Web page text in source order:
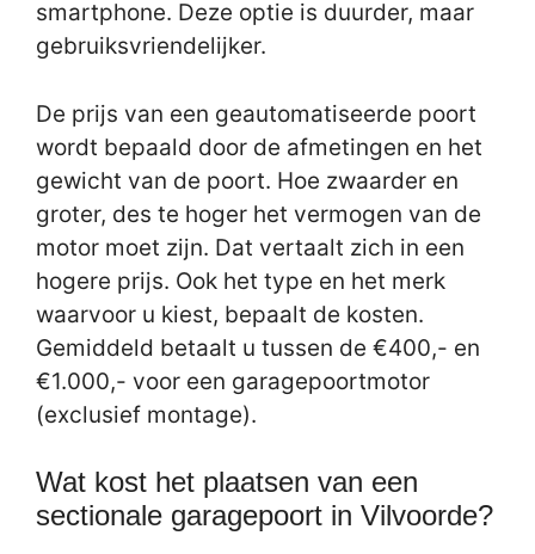
smartphone. Deze optie is duurder, maar
gebruiksvriendelijker.
De prijs van een geautomatiseerde poort
wordt bepaald door de afmetingen en het
gewicht van de poort. Hoe zwaarder en
groter, des te hoger het vermogen van de
motor moet zijn. Dat vertaalt zich in een
hogere prijs. Ook het type en het merk
waarvoor u kiest, bepaalt de kosten.
Gemiddeld betaalt u tussen de €400,- en
€1.000,- voor een garagepoortmotor
(exclusief montage).
Wat kost het plaatsen van een
sectionale garagepoort in Vilvoorde?